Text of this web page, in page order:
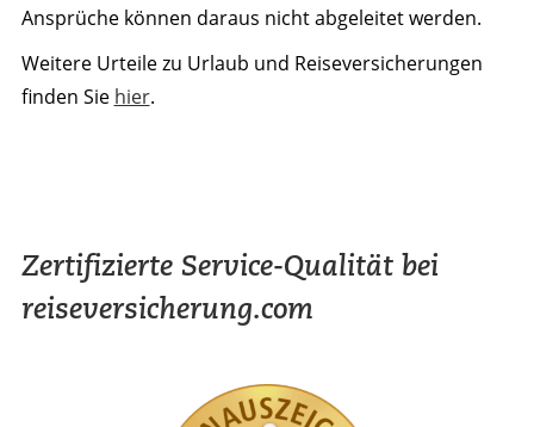
Ansprüche können daraus nicht abgeleitet werden.
Weitere Urteile zu Urlaub und Reiseversicherungen
finden Sie hier.
Zertifizierte Service-Qualität bei
reiseversicherung.com